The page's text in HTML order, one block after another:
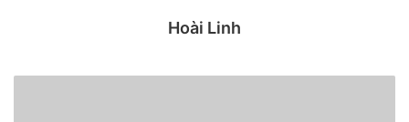
Hoài Linh